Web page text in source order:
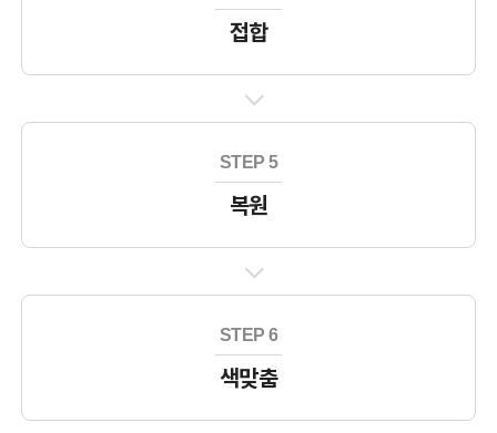
행정정보 공개
모바일 관리
읽기전용프로그램 안내
접합
STEP 5
복원
STEP 6
색맞춤